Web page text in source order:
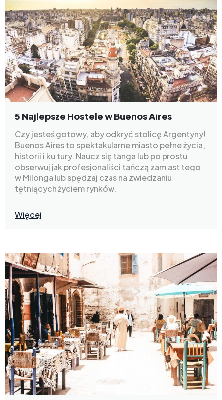
5 Najlepsze Hostele w Buenos Aires
Czy jesteś gotowy, aby odkryć stolicę Argentyny!
Buenos Aires to spektakularne miasto pełne życia,
historii i kultury. Naucz się tanga lub po prostu
obserwuj jak profesjonaliści tańczą zamiast tego
w Milonga lub spędzaj czas na zwiedzaniu
tętniących życiem rynków.
Więcej